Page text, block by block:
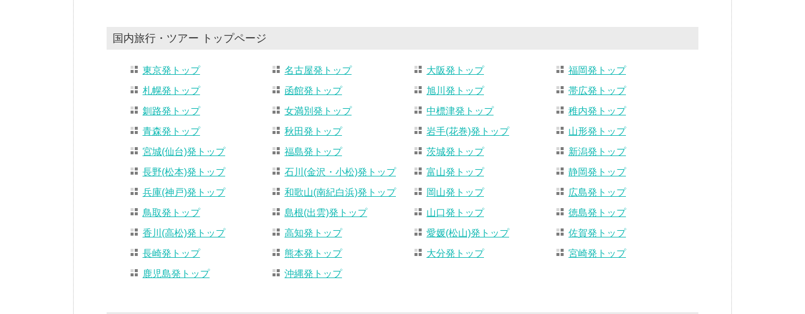
国内旅行・ツアー トップページ
東京発トップ 名古屋発トップ 大阪発トップ
福岡発トップ
札幌発トップ
函館発トップ 旭川発トップ
帯広発トップ
釧路発トップ
女満別発トップ 中標津発トップ
稚内発トップ
青森発トップ
秋田発トップ 岩手(花巻)発トップ
山形発トップ
宮城(仙台)発トップ
福島発トップ 茨城発トップ
新潟発トップ
長野(松本)発トップ
石川(金沢・小松)発トップ 富山発トップ
静岡発トップ
兵庫(神戸)発トップ
和歌山(南紀白浜)発トップ 岡山発トップ
広島発トップ
鳥取発トップ
島根(出雲)発トップ 山口発トップ
徳島発トップ
香川(高松)発トップ
高知発トップ 愛媛(松山)発トップ
佐賀発トップ
長崎発トップ
熊本発トップ 大分発トップ
宮崎発トップ
鹿児島発トップ
沖縄発トップ